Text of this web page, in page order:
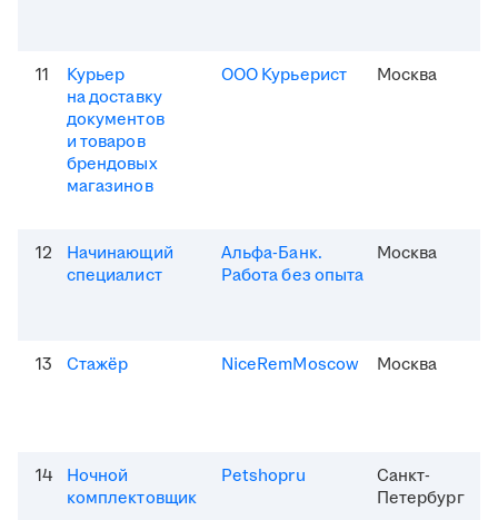
11
Курьер
на доставку
документов
и товаров
брендовых
магазинов
ООО Курьерист Москва
12
Начинающий
специалист
Альфа-Банк.
Работа без опыта
Москва
13 Стажёр NiceRemMoscow Москва
14
Ночной
комплектовщик
Petshopru
Санкт-
Петербург